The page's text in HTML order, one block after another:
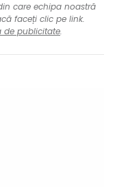
care echipa noastră
faceți clic pe link.
de publicitate.